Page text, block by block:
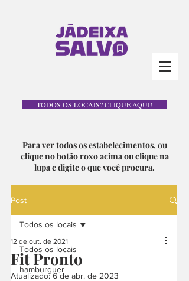
TODOS OS LOCAIS? CLIQUE AQUI!
Para ver todos os estabelecimentos, ou
clique no botão roxo acima ou clique na
lupa e digite o que você procura.
Post
Todos os locais
hamburguer
Todos os locais
Fit Pronto
12 de out. de 2021
Atualizado:6 de abr. de 2023